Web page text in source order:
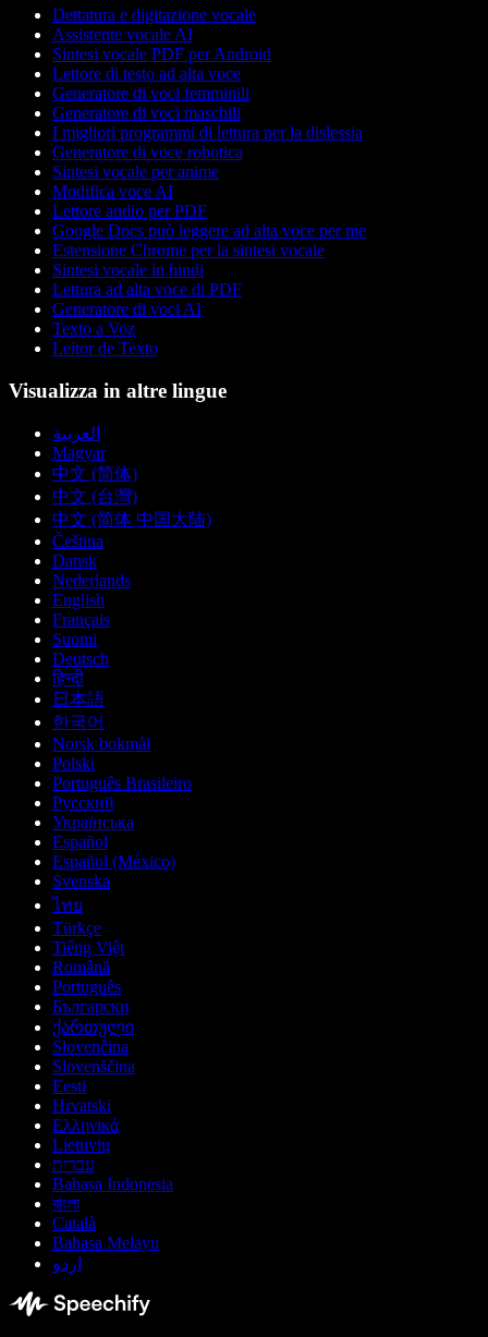
Dettatura e digitazione vocale
Assistente vocale AI
Sintesi vocale PDF per Android
Lettore di testo ad alta voce
Generatore di voci femminili
Generatore di voci maschili
I migliori programmi di lettura per la dislessia
Generatore di voce robotica
Sintesi vocale per anime
Modifica voce AI
Lettore audio per PDF
Google Docs può leggere ad alta voce per me
Estensione Chrome per la sintesi vocale
Sintesi vocale in hindi
Lettura ad alta voce di PDF
Generatore di voci AI
Texto a Voz
Leitor de Texto
Visualizza in altre lingue
العربية
Magyar
中文 (简体)
中文 (台灣)
中文 (简体 中国大陆)
Čeština
Dansk
Nederlands
English
Français
Suomi
Deutsch
हिन्दी
日本語
한국어
Norsk bokmål
Polski
Português Brasileiro
Русский
Українська
Español
Español (México)
Svenska
ไทย
Türkçe
Tiếng Việt
Română
Português
Български
ქართული
Slovenčina
Slovenščina
Eesti
Hrvatski
Ελληνικά
Lietuvių
עברית
Bahasa Indonesia
বাংলা
Català
Bahasa Melayu
اردو